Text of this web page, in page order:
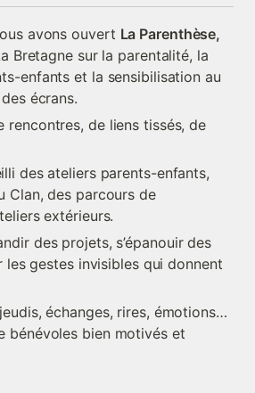
avons ouvert
Bretagne sur la parentalité, la
enfants et la sensibilisation au
écrans.
rencontres, de liens tissés, de
des ateliers parents-enfants,
Clan, des parcours de
extérieurs.
des projets, s’épanouir des
les gestes invisibles qui donnent
échanges, rires, émotions…
bénévoles bien motivés et